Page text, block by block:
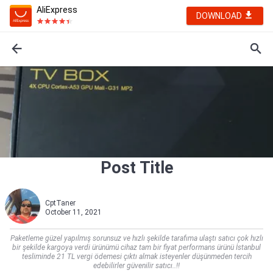
AliExpress
DOWNLOAD
Post Title
CptTaner
October 11, 2021
Paketleme güzel yapılmış sorunsuz ve hızlı şekilde tarafıma ulaştı satıcı çok hızlı
bir şekilde kargoya verdi ürünümü cihaz tam bir fiyat performans ürünü İstanbul
tesliminde 21 TL vergi ödemesi çıktı almak isteyenler düşünmeden tercih
edebilirler güvenilir satıcı..!!